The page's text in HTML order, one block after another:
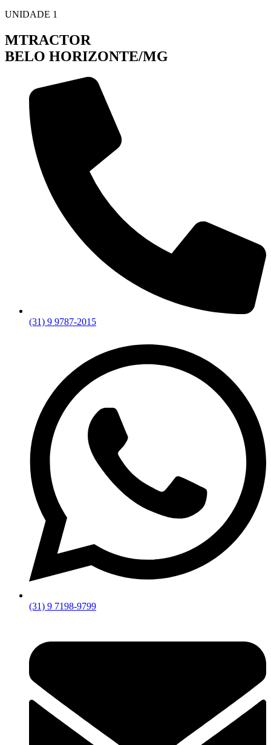
UNIDADE 1
MTRACTOR
BELO HORIZONTE/MG
(31) 9 9787-2015
(31) 9 7198-9799